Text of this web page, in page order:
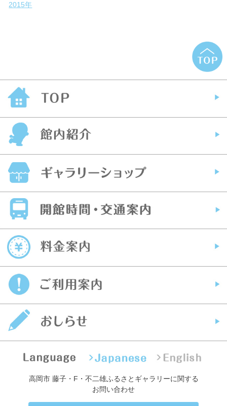
2015年
高岡市 藤子・F・不二雄ふるさとギャラリーに関する
お問い合わせ